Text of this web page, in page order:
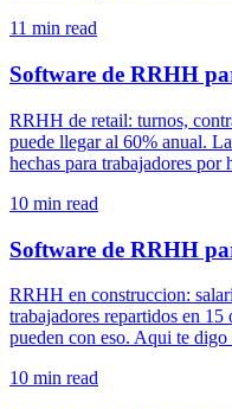
11 min read
Software de RRHH
RRHH de retail: turnos,
puede llegar al 60% anual.
hechas para trabajadores por
10 min read
Software de RRHH
RRHH en construccion:
trabajadores repartidos en
pueden con eso. Aqui te digo
10 min read